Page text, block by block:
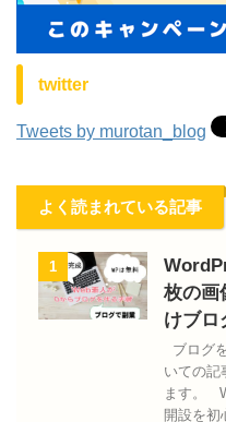
twitter
Tweets by murotan_blog
よく読まれている記事
1
枚の画
けブロ
ブログ
いての
ます。
開設を初